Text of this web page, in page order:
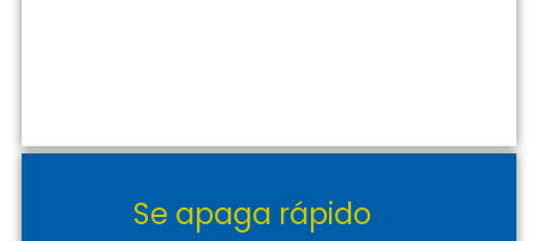
Se apaga rápido